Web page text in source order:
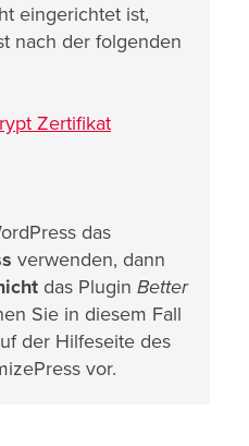
eingerichtet ist,
nach der folgenden
Zertifikat
das
verwenden, dann
das Plugin Better
Sie in diesem Fall
der Hilfeseite des
vor.